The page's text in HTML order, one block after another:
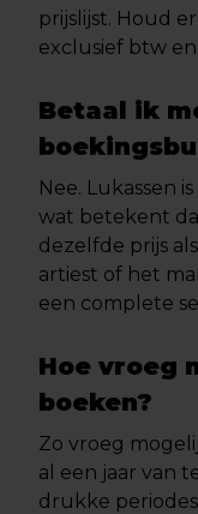
prijslijst. Houd
exclusief btw
Betaal ik
Nee. Lukassen
wat betekent
dezelfde prijs
artiest of het
een complete
Hoe vroeg
boeken?
Zo vroeg
al een jaar van
drukke periodes